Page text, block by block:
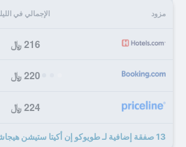
مزود الإجمالي في
216 ﷼
220 ﷼
224 ﷼
13 صفقة إضافية لـ طويوكو إن أكيتا ستيشن هيجاشي